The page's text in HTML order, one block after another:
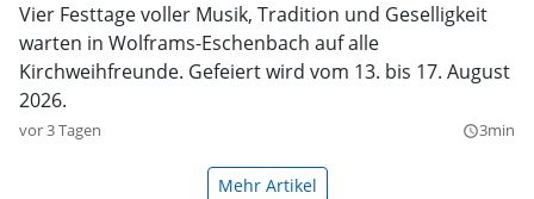
Vier Festtage voller Musik, Tradition und Geselligkeit
warten in Wolframs-Eschenbach auf alle
Kirchweihfreunde. Gefeiert wird vom 13. bis 17. August
2026.
vor 3 Tagen query_builder3min
Mehr Artikel